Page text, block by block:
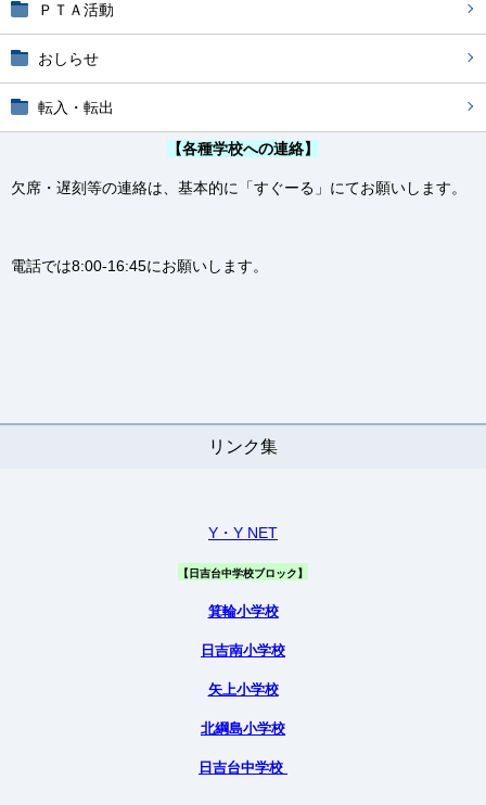
ＰＴＡ活動
おしらせ
転入・転出
【各種学校への連絡】
欠席・遅刻等の連絡は、基本的に「すぐーる」にてお願いします。
電話では8:00-16:45にお願いします。
リンク集
Y・Y NET
【日吉台中学校ブロック】
箕輪小学校
日吉南小学校
矢上小学校
北綱島小学校
日吉台中学校